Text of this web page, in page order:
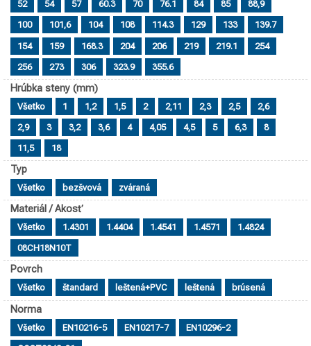
52 54 57 60.3 70 76.1 84 85 88,9
100 101,6 104 108 114.3 129 133 139.7
154 159 168.3 204 206 219 219.1 254
256 273 306 323.9 355.6
Hrúbka steny (mm)
Všetko 1 1,2 1,5 2 2,11 2,3 2,5 2,6
2,9 3 3,2 3,6 4 4,05 4,5 5 6,3 8
11,5 18
Typ
Všetko bezšvová zváraná
Materiál / Akosť
Všetko 1.4301 1.4404 1.4541 1.4571 1.4824
08CH18N10T
Povrch
Všetko štandard leštená+PVC leštená brúsená
Norma
Všetko EN10216-5 EN10217-7 EN10296-2